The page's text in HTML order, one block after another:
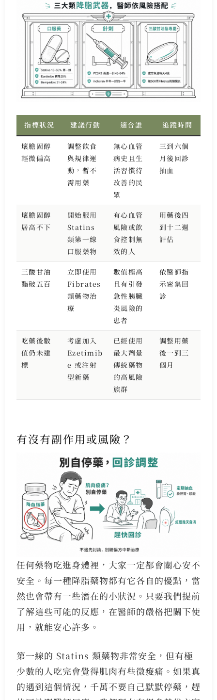
指標狀況 建議行動 適合誰 追蹤時間
壞膽固醇
輕微偏高
調整飲食
與規律運
動，暫不
需用藥
無心血管
病史且生
活習慣待
改善的民
眾
三到六個
月後回診
抽血
壞膽固醇
居高不下
開始服用
Statins
類第一線
口服藥物
有心血管
風險或飲
食控制無
效的人
用藥後四
到十二週
評估
三酸甘油
酯破五百
立即使用
Fibrates
類藥物治
療
數值極高
且有引發
急性胰臟
炎風險的
患者
依醫師指
示密集回
診
吃藥後數
值仍未達
標
考慮加入
Ezetimib
e 或注射
型新藥
已經使用
最大劑量
傳統藥物
的高風險
族群
調整用藥
後一到三
個月
有沒有副作用或風險？
任何藥物吃進身體裡，大家一定都會關心安不
安全。每一種降脂藥物都有它各自的優點，當
然也會帶有一些潛在的小狀況。只要我們提前
了解這些可能的反應，在醫師的嚴格把關下使
用，就能安心許多。
第一線的 Statins 類藥物非常安全，但有極
少數的人吃完會覺得肌肉有些微痠痛。如果真
的遇到這個情況，千萬不要自己默默停藥，趕